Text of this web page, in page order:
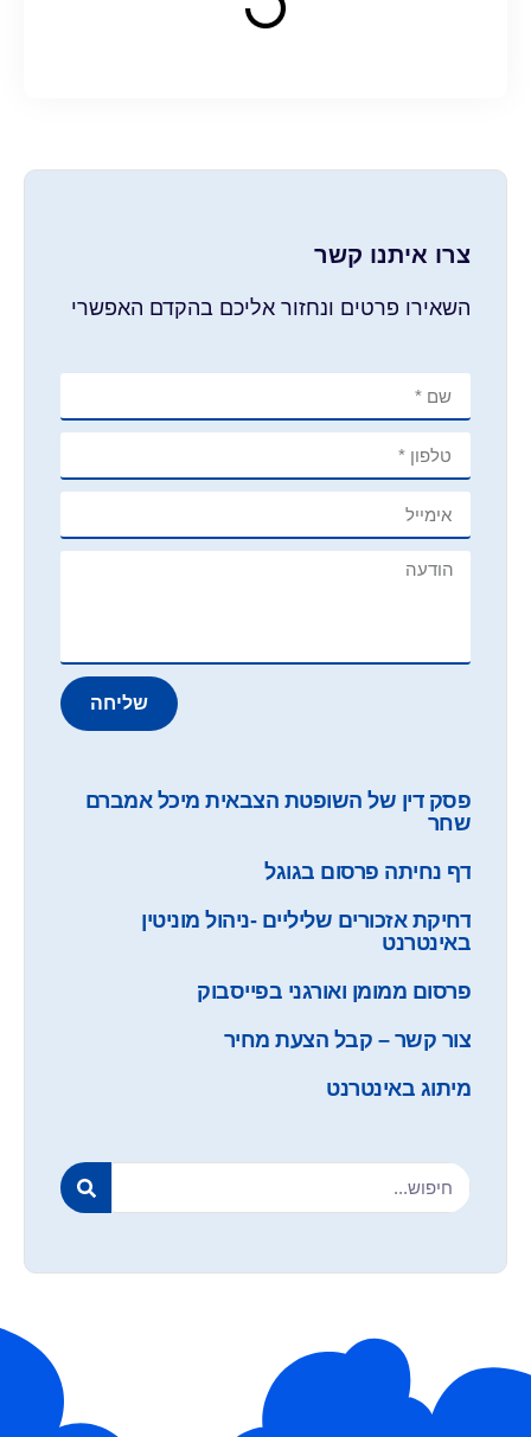
צרו איתנו קשר
השאירו פרטים ונחזור אליכם בהקדם האפשרי
שליחה
פסק דין של השופטת הצבאית מיכל אמברם
שחר
דף נחיתה פרסום בגוגל
דחיקת אזכורים שליליים -ניהול מוניטין
באינטרנט
פרסום ממומן ואורגני בפייסבוק
צור קשר – קבל הצעת מחיר
מיתוג באינטרנט